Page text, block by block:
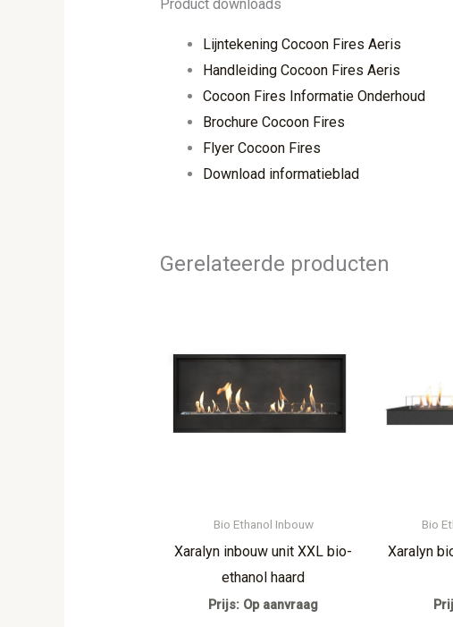
Product downloads
Lijntekening Cocoon Fires Aeris
Handleiding Cocoon Fires Aeris
Cocoon Fires Informatie Onderhoud
Brochure Cocoon Fires
Flyer Cocoon Fires
Download informatieblad
Gerelateerde producten
Bio Ethanol Inbouw
Xaralyn inbouw unit XXL bio-
ethanol haard
Prijs: Op aanvraag
Bio
Xaralyn